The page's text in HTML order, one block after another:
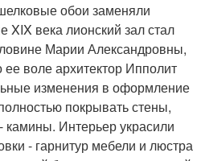
обои заменяли
XIX века лионский зал стал
Марии Александровны,
воле архитектор Ипполит
изменения в оформление
покрывать стены,
камины. Интерьер украсили
- гарнитур мебели и люстра